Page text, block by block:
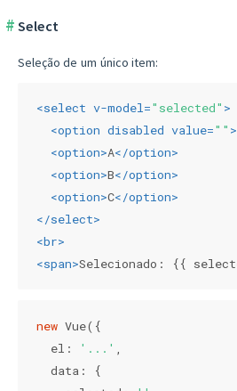
Select
Seleção de um único item:
<select v-model="selected" >
<option disabled value="" >
<option>A</option>
<option>B</option>
<option>C</option>
</select>
<br>
<span>Selecionado: {{
new Vue({
el : '...' ,
data: {